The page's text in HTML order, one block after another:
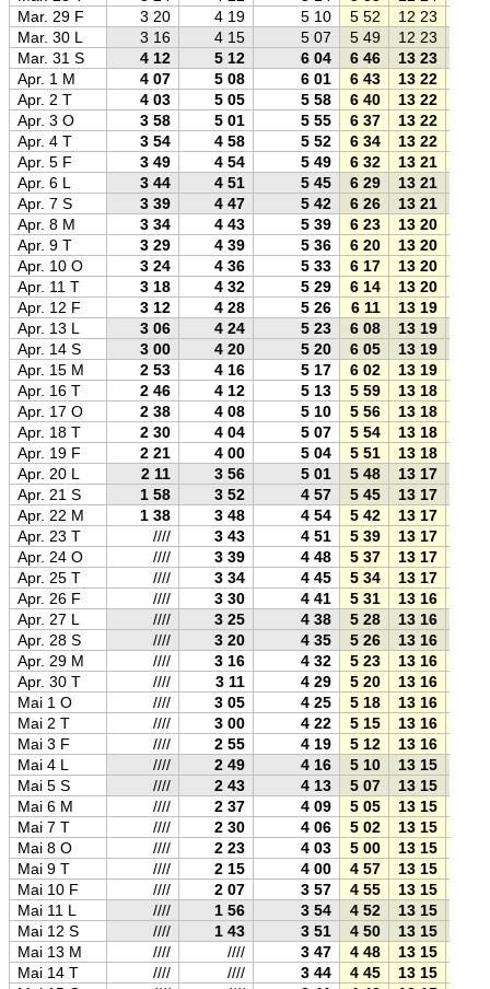
Mar. 29 F
3 20 4 19 5 10 5 52 12 23
Mar. 30 L
3 16 4 15 5 07 5 49 12 23
Mar. 31 S
4 12 5 12 6 04 6 46 13 23
Apr. 1 M
4 07 5 08 6 01 6 43 13 22
Apr. 2 T
4 03 5 05 5 58 6 40 13 22
Apr. 3 O
3 58 5 01 5 55 6 37 13 22
Apr. 4 T
3 54 4 58 5 52 6 34 13 22
Apr. 5 F
3 49 4 54 5 49 6 32 13 21
Apr. 6 L
3 44 4 51 5 45 6 29 13 21
Apr. 7 S
3 39 4 47 5 42 6 26 13 21
Apr. 8 M
3 34 4 43 5 39 6 23 13 20
Apr. 9 T
3 29 4 39 5 36 6 20 13 20
Apr. 10 O
3 24 4 36 5 33 6 17 13 20
Apr. 11 T
3 18 4 32 5 29 6 14 13 20
Apr. 12 F
3 12 4 28 5 26 6 11 13 19
Apr. 13 L
3 06 4 24 5 23 6 08 13 19
Apr. 14 S
3 00 4 20 5 20 6 05 13 19
Apr. 15 M
2 53 4 16 5 17 6 02 13 19
Apr. 16 T
2 46 4 12 5 13 5 59 13 18
Apr. 17 O
2 38 4 08 5 10 5 56 13 18
Apr. 18 T
2 30 4 04 5 07 5 54 13 18
Apr. 19 F
2 21 4 00 5 04 5 51 13 18
Apr. 20 L
2 11 3 56 5 01 5 48 13 17
Apr. 21 S
1 58 3 52 4 57 5 45 13 17
Apr. 22 M
1 38 3 48 4 54 5 42 13 17
Apr. 23 T
//// 3 43 4 51 5 39 13 17
Apr. 24 O
//// 3 39 4 48 5 37 13 17
Apr. 25 T
//// 3 34 4 45 5 34 13 17
Apr. 26 F
//// 3 30 4 41 5 31 13 16
Apr. 27 L
//// 3 25 4 38 5 28 13 16
Apr. 28 S
//// 3 20 4 35 5 26 13 16
Apr. 29 M
//// 3 16 4 32 5 23 13 16
Apr. 30 T
//// 3 11 4 29 5 20 13 16
Mai 1 O
//// 3 05 4 25 5 18 13 16
Mai 2 T
//// 3 00 4 22 5 15 13 16
Mai 3 F
//// 2 55 4 19 5 12 13 16
Mai 4 L
//// 2 49 4 16 5 10 13 15
Mai 5 S
//// 2 43 4 13 5 07 13 15
Mai 6 M
//// 2 37 4 09 5 05 13 15
Mai 7 T
//// 2 30 4 06 5 02 13 15
Mai 8 O
//// 2 23 4 03 5 00 13 15
Mai 9 T
//// 2 15 4 00 4 57 13 15
Mai 10 F
//// 2 07 3 57 4 55 13 15
Mai 11 L
//// 1 56 3 54 4 52 13 15
Mai 12 S
//// 1 43 3 51 4 50 13 15
Mai 13 M
//// //// 3 47 4 48 13 15
Mai 14 T
//// //// 3 44 4 45 13 15